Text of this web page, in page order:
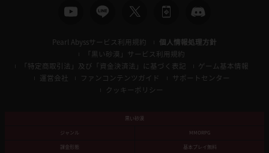
Pearl Abyssサービス利用規約
個人情報処理方針
「黒い砂漠」サービス利用規約
「特定商取引法」及び「資金決済法」に基づく表記
ゲーム基本情報
運営会社
ファンコンテンツガイド
サポートセンター
クッキーポリシー
黒い砂漠
ジャンル
MMORPG
課金形態
基本プレイ無料